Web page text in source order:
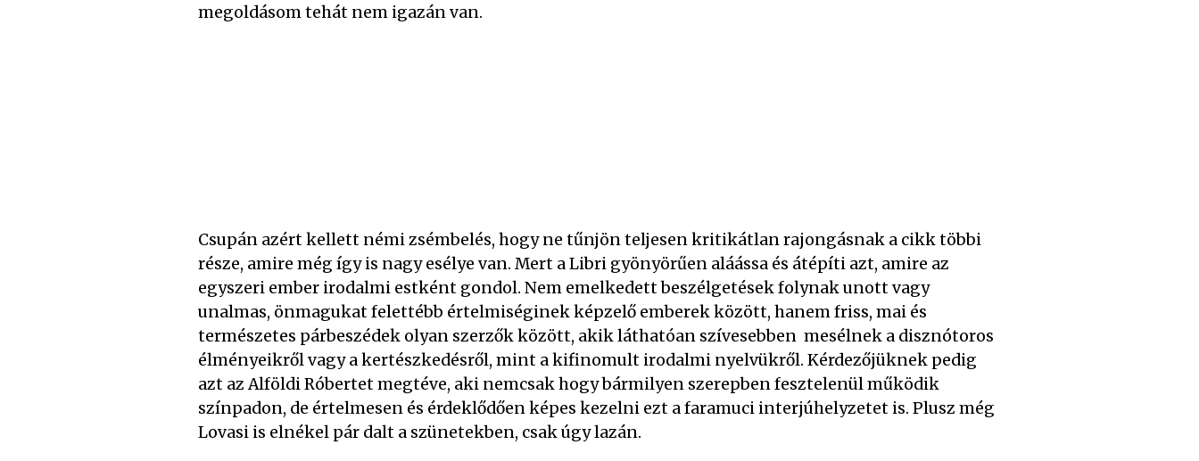
megoldásom tehát nem igazán van.
Csupán azért kellett némi zsémbelés, hogy ne tűnjön teljesen kritikátlan rajongásnak a cikk többi
része, amire még így is nagy esélye van. Mert a Libri gyönyörűen aláássa és átépíti azt, amire az
egyszeri ember irodalmi estként gondol. Nem emelkedett beszélgetések folynak unott vagy
unalmas, önmagukat felettébb értelmiséginek képzelő emberek között, hanem friss, mai és
természetes párbeszédek olyan szerzők között, akik láthatóan szívesebben mesélnek a disznótoros
élményeikről vagy a kertészkedésről, mint a kifinomult irodalmi nyelvükről. Kérdezőjüknek pedig
azt az Alföldi Róbertet megtéve, aki nemcsak hogy bármilyen szerepben fesztelenül működik
színpadon, de értelmesen és érdeklődően képes kezelni ezt a faramuci interjúhelyzetet is. Plusz még
Lovasi is elnékel pár dalt a szünetekben, csak úgy lazán.